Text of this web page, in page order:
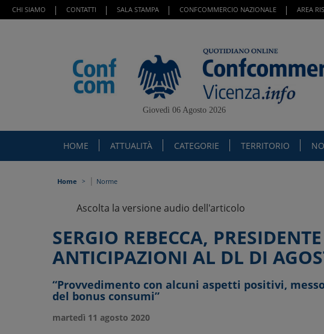
CHI SIAMO CONTATTI SALA STAMPA CONFCOMMERCIO NAZIONALE AREA
Giovedì 06 Agosto 2026
HOME ATTUALITÀ CATEGORIE TERRITORIO
Home | Norme
Ascolta la versione audio dell'articolo
SERGIO REBECCA,
ANTICIPAZIONI AL DL DI
“Provvedimento con alcuni aspetti positivi,
del bonus consumi”
martedì 11 agosto 2020